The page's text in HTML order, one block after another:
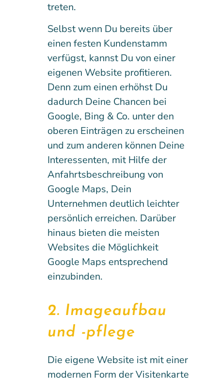
treten.
Selbst wenn Du bereits über
einen festen Kundenstamm
verfügst, kannst Du von einer
eigenen Website profitieren.
Denn zum einen erhöhst Du
dadurch Deine Chancen bei
Google, Bing & Co. unter den
oberen Einträgen zu erscheinen
und zum anderen können Deine
Interessenten, mit Hilfe der
Anfahrtsbeschreibung von
Google Maps, Dein
Unternehmen deutlich leichter
persönlich erreichen. Darüber
hinaus bieten die meisten
Websites die Möglichkeit
Google Maps entsprechend
einzubinden.
2. Imageaufbau
und -pflege
Die eigene Website ist mit einer
modernen Form der Visitenkarte